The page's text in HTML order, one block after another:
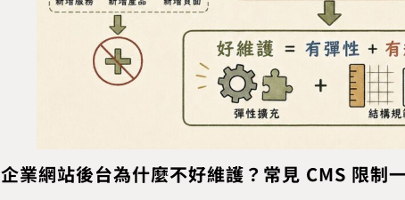
企業網站後台為什麼不好維護？常見 CMS 限制